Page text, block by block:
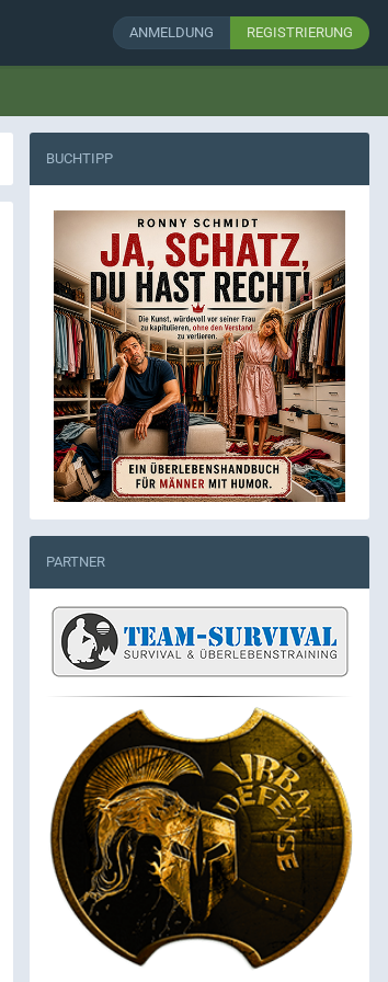
ANMELDUNG REGISTRIERUNG
BUCHTIPP
PARTNER